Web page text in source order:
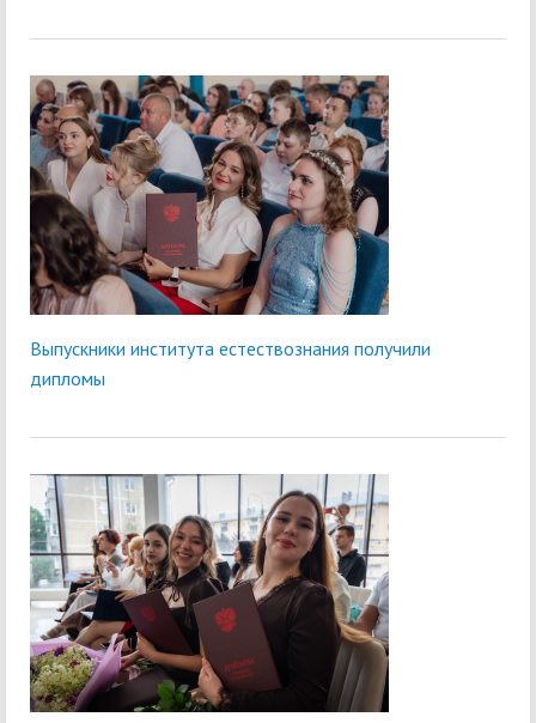
Выпускники института естествознания получили
дипломы